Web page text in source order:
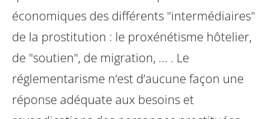
économiques des différents "intermédiaires"
de la prostitution : le proxénétisme hôtelier,
de "soutien", de migration, ... . Le
réglementarisme n’est d’aucune façon une
réponse adéquate aux besoins et